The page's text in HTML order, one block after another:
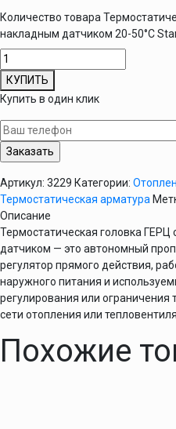
Количество товара
накладным датчиком 20-50°С
КУПИТЬ
Купить в один клик
Артикул: 3229 Категории:
Термостатическая арматура
Описание
Термостатическая головка ГЕРЦ
датчиком — это автономный
регулятор прямого действия,
наружного питания и
регулирования или ограничения
сети отопления или
Похожие